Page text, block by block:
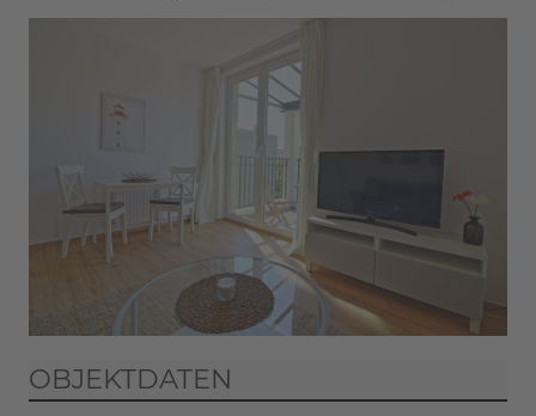
OBJEKTDATEN